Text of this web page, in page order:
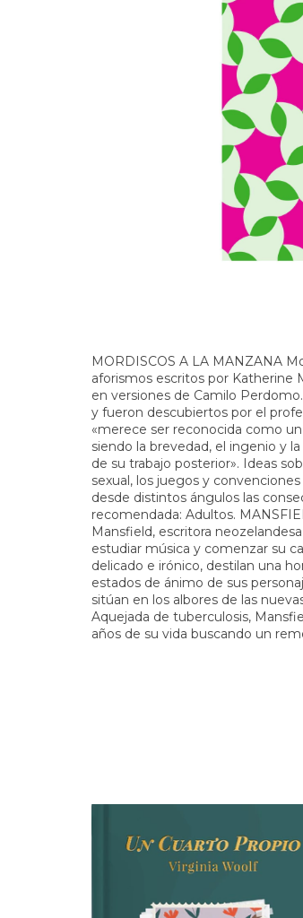
MORDISCOS A LA MANZANA
aforismos escritos por Katherine
en versiones de Camilo
y fueron descubiertos por el
«merece ser reconocida como
siendo la brevedad, el ingenio y
de su trabajo posterior». Ideas
sexual, los juegos y
desde distintos ángulos las
recomendada: Adultos.
Mansfield, escritora
estudiar música y comenzar su
delicado e irónico, destilan una
estados de ánimo de sus
sitúan en los albores de las
Aquejada de tuberculosis,
años de su vida buscando un